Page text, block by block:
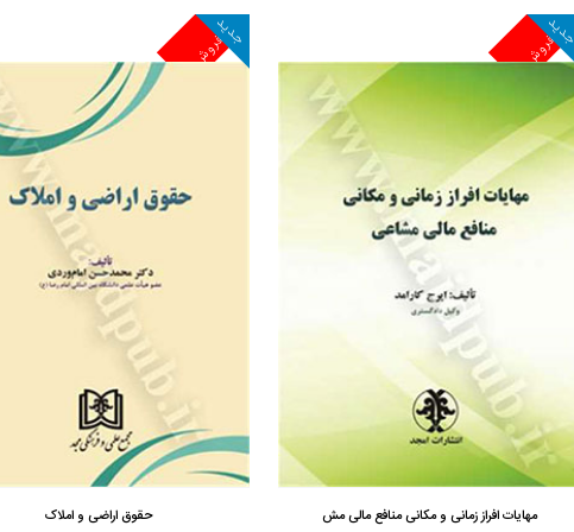
مشاهده و خرید
پرفروش
جدید
مشاهده و خرید
مهایات افراز زمانی و مکانی منافع مالی مش
پرفروش
جدید
حقوق اراضی و املاک